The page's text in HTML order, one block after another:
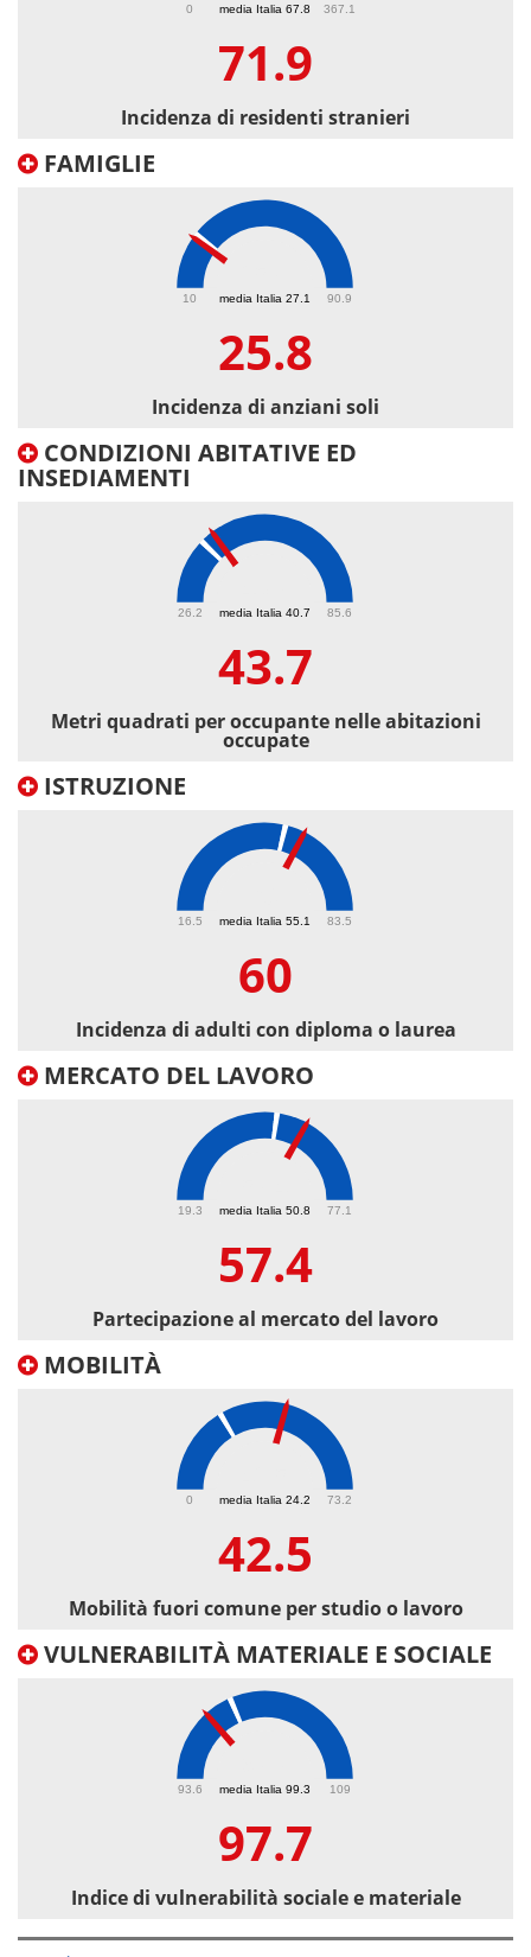
media Italia 67.8
0 367.1
71.9
Incidenza di residenti stranieri
FAMIGLIE
media Italia 27.1
10 90.9
25.8
Incidenza di anziani soli
CONDIZIONI ABITATIVE ED
INSEDIAMENTI
media Italia 40.7
26.2 85.6
43.7
Metri quadrati per occupante nelle abitazioni
occupate
ISTRUZIONE
media Italia 55.1
16.5 83.5
60
Incidenza di adulti con diploma o laurea
MERCATO DEL LAVORO
media Italia 50.8
19.3 77.1
57.4
Partecipazione al mercato del lavoro
MOBILITÀ
media Italia 24.2
0 73.2
42.5
Mobilità fuori comune per studio o lavoro
VULNERABILITÀ MATERIALE E SOCIALE
media Italia 99.3
93.6 109
97.7
Indice di vulnerabilità sociale e materiale